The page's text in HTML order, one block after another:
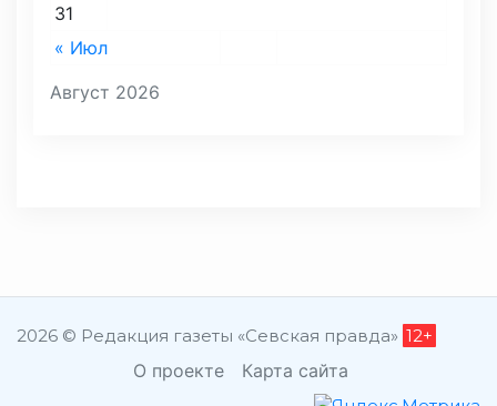
Август 2026
« Июл
31
2026 © Редакция газеты «Севская правда» 12+
О проекте Карта сайта